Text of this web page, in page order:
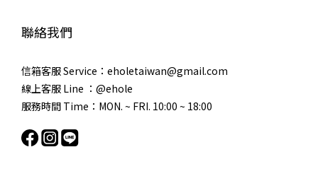
聯絡我們
信箱客服 Service：eholetaiwan@gmail.com
線上客服 Line ：@ehole
服務時間 Time：MON. ~ FRI. 10:00 ~ 18:00